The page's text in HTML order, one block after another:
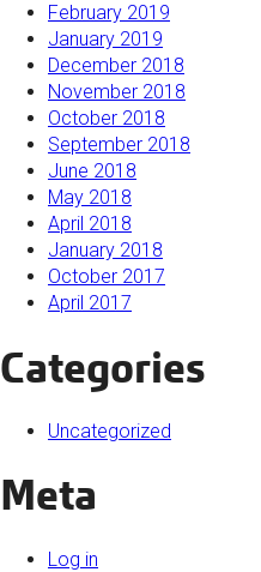
February 2019
January 2019
December 2018
November 2018
October 2018
September 2018
June 2018
May 2018
April 2018
January 2018
October 2017
April 2017
Categories
Uncategorized
Meta
Log in